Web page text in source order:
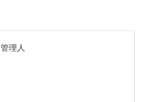
管理人